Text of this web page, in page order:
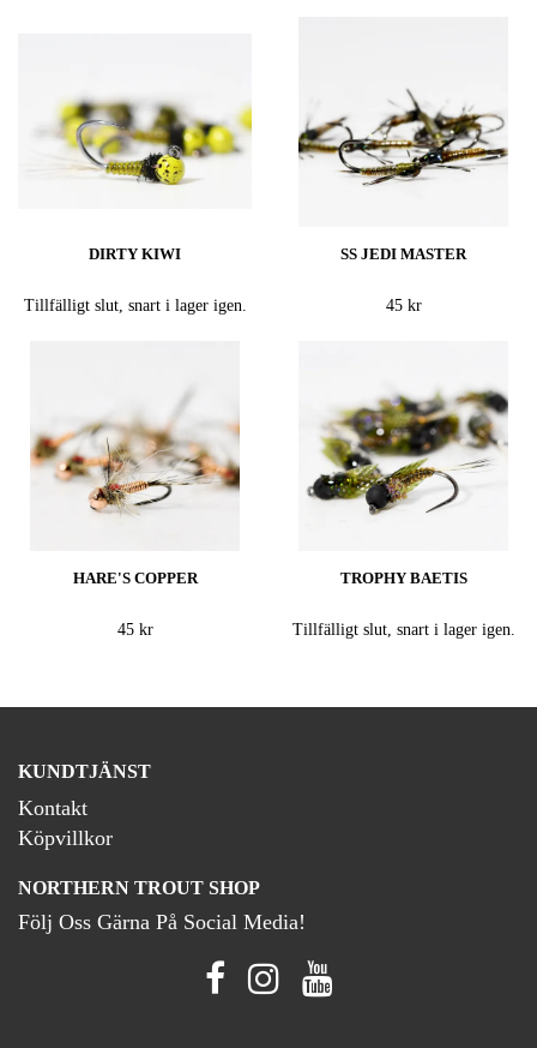
DIRTY KIWI
Tillfälligt slut, snart i lager igen.
SS JEDI MASTER
45 kr
HARE'S COPPER
45 kr
TROPHY BAETIS
Tillfälligt slut, snart i lager igen.
KUNDTJÄNST
Kontakt
Köpvillkor
NORTHERN TROUT SHOP
Följ Oss Gärna På Social Media!